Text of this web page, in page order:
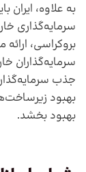
به علاوه، ایران
سرمایه‌گذاری
بروکراسی،
سرمایه‌گذاران
جذب
بهبود
بهبود بخشد.